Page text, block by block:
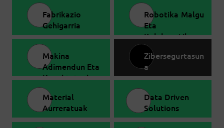
Fabrikazio
Gehigarria
Robotika Malgu
Eta
Kolaboratiboa
Makina
Adimendun Eta
Konektatuak
Zibersegurtasun
a
Material
Aurreratuak
Data Driven
Solutions